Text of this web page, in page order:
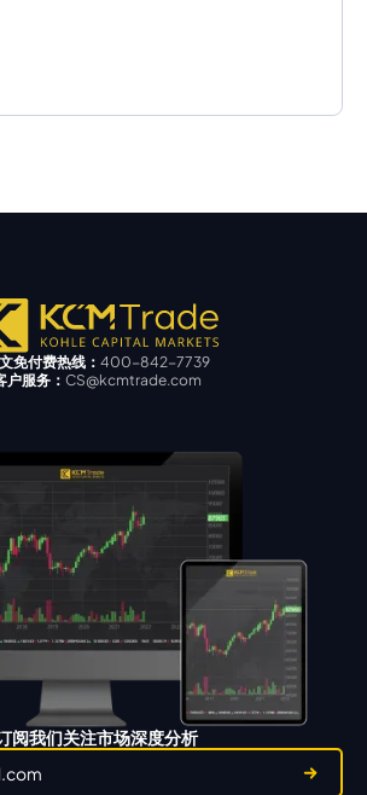
免付费热线： 400-842-7739
户服务： CS@kcmtrade.com
阅我们关注市场深度分析